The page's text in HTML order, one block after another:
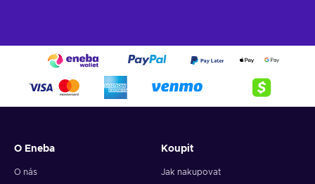
updates for even more game-content HereticGods grants full
updates will include more: • unique items • set items •
enemies • boss enemies • quests • skills • game
O Eneba
O nás
Koupit
Jak nakupovat